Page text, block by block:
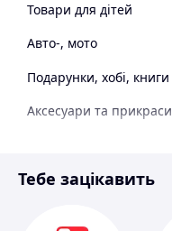
Товари для дітей
Авто-, мото
Подарунки, хобі, книги
Аксесуари та прикраси
Спорт і відпочинок
Тебе зацікавить